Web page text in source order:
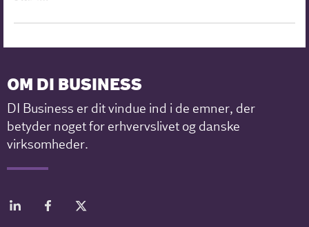
OM DI BUSINESS
DI Business er dit vindue ind i de emner, der
betyder noget for erhvervslivet og danske
virksomheder.